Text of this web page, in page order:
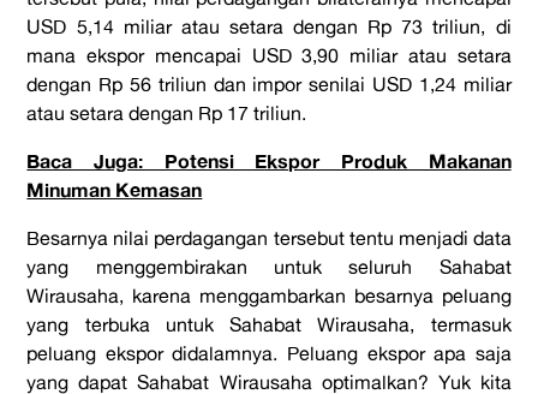
USD 5,14 miliar atau setara dengan Rp 73 triliun, di
mana ekspor mencapai USD 3,90 miliar atau setara
dengan Rp 56 triliun dan impor senilai USD 1,24 miliar
atau setara dengan Rp 17 triliun.
Baca Juga: Potensi Ekspor Produk Makanan
Minuman Kemasan
Besarnya nilai perdagangan tersebut tentu menjadi data
yang menggembirakan untuk seluruh Sahabat
Wirausaha, karena menggambarkan besarnya peluang
yang terbuka untuk Sahabat Wirausaha, termasuk
peluang ekspor didalamnya. Peluang ekspor apa saja
yang dapat Sahabat Wirausaha optimalkan? Yuk kita